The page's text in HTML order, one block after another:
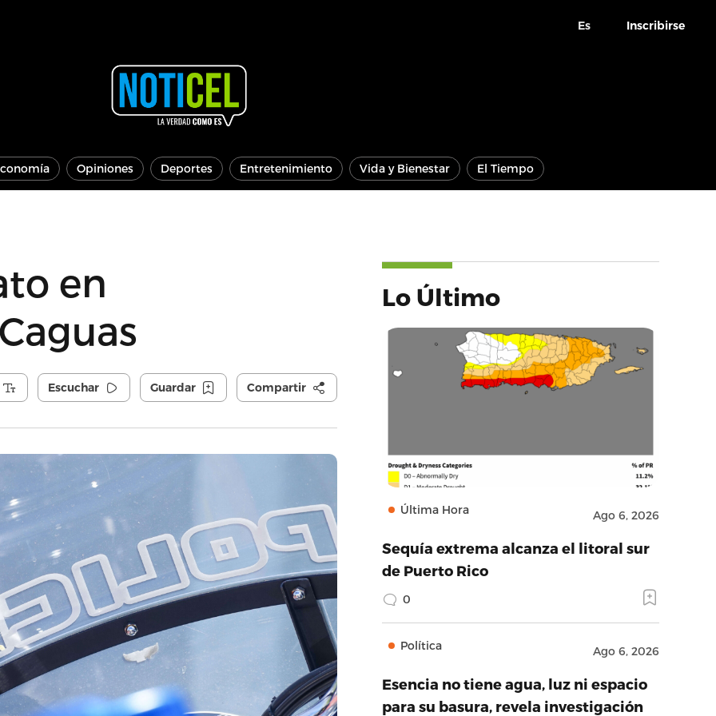
Es Inscribirse
Opiniones Deportes Entretenimiento Vida y Bienestar El Tiempo
en
Escuchar Guardar Compartir
Lo Último
Última Hora Ago 6, 2026
Sequía extrema alcanza el litoral sur
de Puerto Rico
0
Política Ago 6, 2026
Esencia no tiene agua, luz ni espacio
para su basura, revela investigación